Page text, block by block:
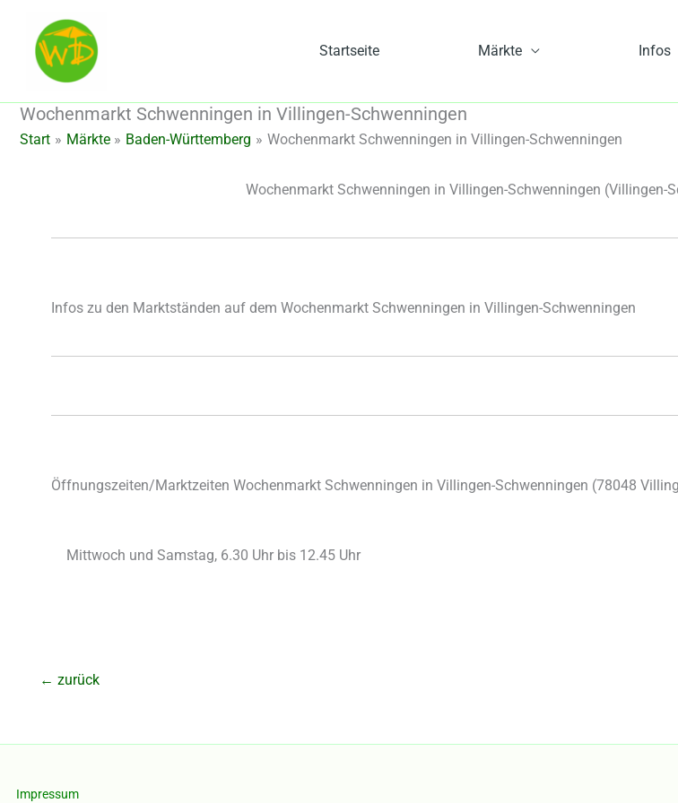
springen
Startseite Märkte Infos
Wochenmarkt Schwenningen in Villingen-Schwenningen
Start Märkte Baden-Württemberg Wochenmarkt Schwenningen in Villingen-Schwenningen
Wochenmarkt Schwenningen in Villingen-Schwenningen (Villingen-
Infos zu den Marktständen auf dem Wochenmarkt Schwenningen in Villingen-Schwenningen
Öffnungszeiten/Marktzeiten Wochenmarkt Schwenningen in Villingen-Schwenningen (78048
Mittwoch und Samstag, 6.30 Uhr bis 12.45 Uhr
← zurück
Impressum